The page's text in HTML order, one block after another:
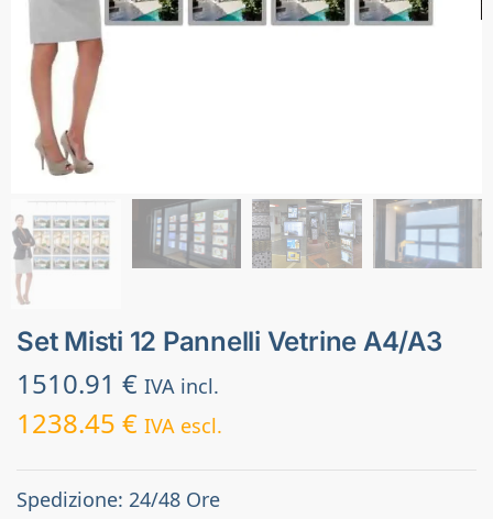
Set Misti 12 Pannelli Vetrine A4/A3
1510.91 € IVA incl.
1238.45 € IVA escl.
Spedizione: 24/48 Ore